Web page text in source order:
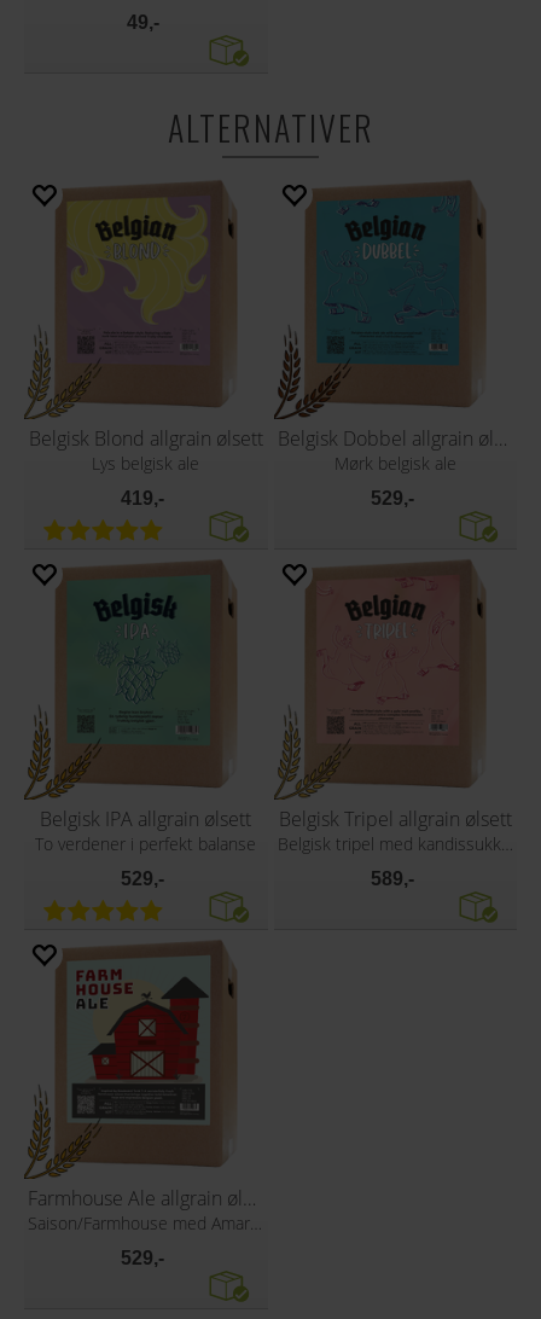
49,-
ALTERNATIVER
Belgisk Blond allgrain ølsett
Lys belgisk ale
419,-
Belgisk Dobbel allgrain ølsett
Mørk belgisk ale
529,-
Belgisk IPA allgrain ølsett
To verdener i perfekt balanse
529,-
Belgisk Tripel allgrain ølsett
589,-
Farmhouse Ale allgrain ølsett
Saison/Farmhouse med Amarillo humle
529,-